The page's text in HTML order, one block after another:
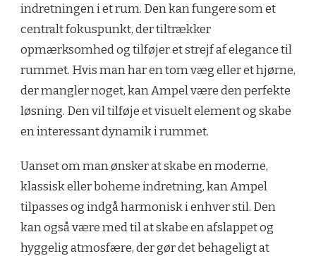
indretningen i et rum. Den kan fungere som et
centralt fokuspunkt, der tiltrækker
opmærksomhed og tilføjer et strejf af elegance til
rummet. Hvis man har en tom væg eller et hjørne,
der mangler noget, kan Ampel være den perfekte
løsning. Den vil tilføje et visuelt element og skabe
en interessant dynamik i rummet.
Uanset om man ønsker at skabe en moderne,
klassisk eller boheme indretning, kan Ampel
tilpasses og indgå harmonisk i enhver stil. Den
kan også være med til at skabe en afslappet og
hyggelig atmosfære, der gør det behageligt at